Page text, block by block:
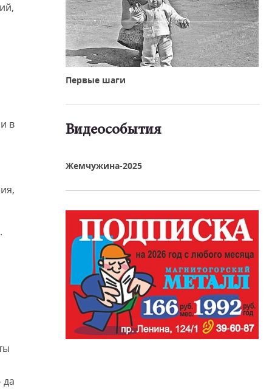
в
да
Первые шаги
Видеособытия
Жемчужина-2025